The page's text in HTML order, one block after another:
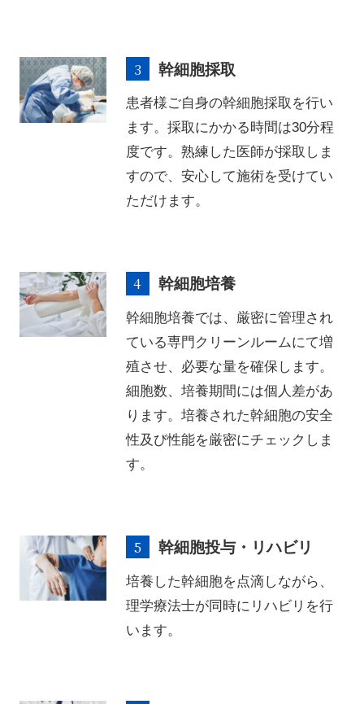
幹細胞採取
患者様ご自身の幹細胞採取を行い
ます。採取にかかる時間は30分程
度です。熟練した医師が採取しま
すので、安心して施術を受けてい
ただけます。
幹細胞培養
幹細胞培養では、厳密に管理され
ている専門クリーンルームにて増
殖させ、必要な量を確保します。
細胞数、培養期間には個人差があ
ります。培養された幹細胞の安全
性及び性能を厳密にチェックしま
す。
幹細胞投与・リハビリ
培養した幹細胞を点滴しながら、
理学療法士が同時にリハビリを行
います。